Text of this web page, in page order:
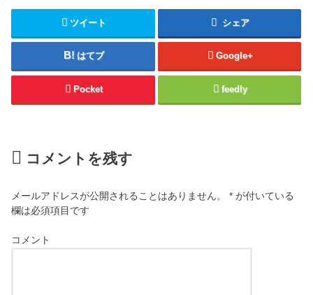
ツイート シェア
はてブ Google+
Pocket feedly
コメントを残す
メールアドレスが公開されることはありません。 * が付いている
欄は必須項目です
コメント